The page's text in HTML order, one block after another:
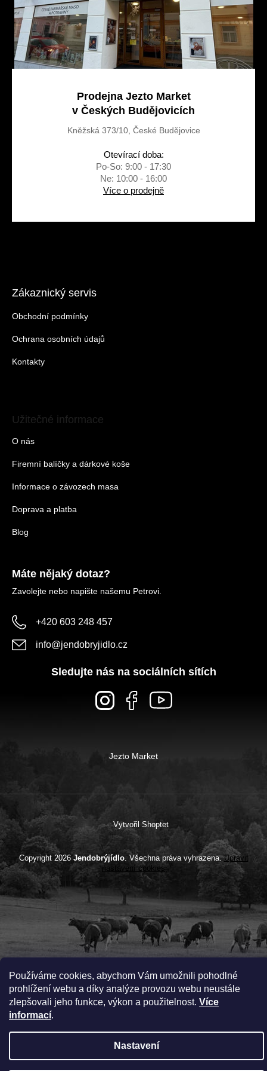
Používáme cookies, abychom Vám umožnili pohodlné
prohlížení webu a díky analýze provozu webu neustále
zlepšovali jeho funkce, výkon a použitelnost. Více
informací.
Nastavení
k
y
v
ý
p
i
Prodejna Jezto Market
v Českých Budějovicích
Kněžská 373/10, České Budějovice
Otevírací doba:
Po-So: 9:00 - 17:30
Ne: 10:00 - 16:00
Více o prodejně
Zákaznický servis
Obchodní podmínky
Ochrana osobních údajů
Kontakty
Užitečné informace
O nás
Firemní balíčky a dárkové koše
Informace o závozech masa
Doprava a platba
Blog
Máte nějaký dotaz?
Zavolejte nebo napište našemu Petrovi.
+420 603 248 457
info@jendobryjidlo.cz
Sledujte nás na sociálních sítích
Jezto Market
Vytvořil Shoptet
Copyright 2026Jendobrýjídlo. Všechna práva vyhrazena.Upravit
nastavení cookies